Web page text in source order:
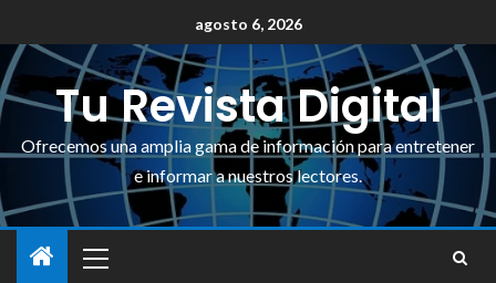
agosto 6, 2026
Tu Revista Digital
Ofrecemos una amplia gama de información para entretener
e informar a nuestros lectores.